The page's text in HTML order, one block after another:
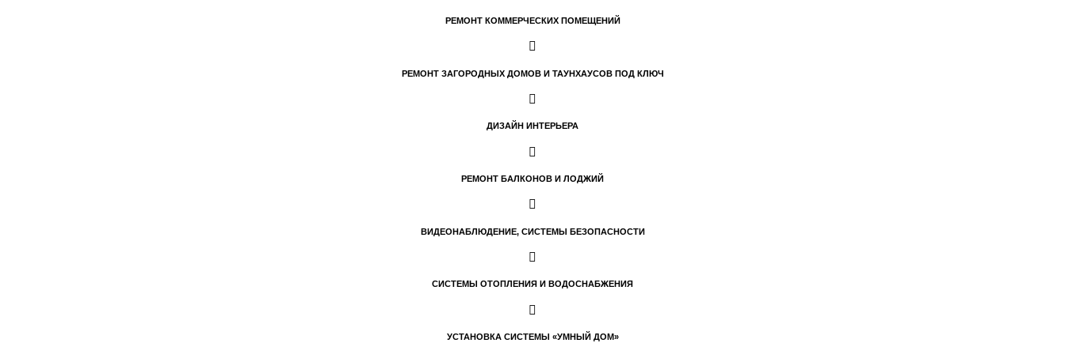
РЕМОНТ КОММЕРЧЕСКИХ ПОМЕЩЕНИЙ
РЕМОНТ ЗАГОРОДНЫХ ДОМОВ И ТАУНХАУСОВ ПОД КЛЮЧ
ДИЗАЙН ИНТЕРЬЕРА
РЕМОНТ БАЛКОНОВ И ЛОДЖИЙ
ВИДЕОНАБЛЮДЕНИЕ, СИСТЕМЫ БЕЗОПАСНОСТИ
СИСТЕМЫ ОТОПЛЕНИЯ И ВОДОСНАБЖЕНИЯ
УСТАНОВКА СИСТЕМЫ «УМНЫЙ ДОМ»